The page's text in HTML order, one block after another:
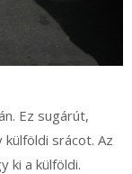
Ez sugárút,
srácot. Az
ki a külföldi.